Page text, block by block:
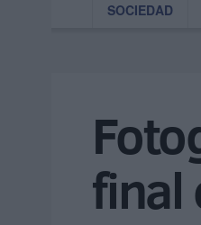
SOCIEDAD
final